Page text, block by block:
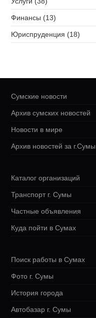
Финансы (13)
Юриспруденция (18)
Сумские новости
Архив сумских новостей
Новости в мире
Архив новостей за г.Сумы
Каталог организаций
Транспорт г. Сумы
Частные объявления
Куда пойти в Сумах
Поиск работы в Сумах
Фото г. Сумы
История города
Автобазар г. Сумы